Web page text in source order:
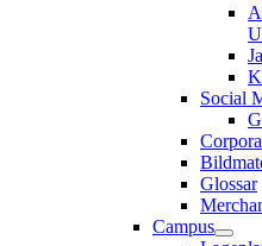
Social
Glossar
Campus